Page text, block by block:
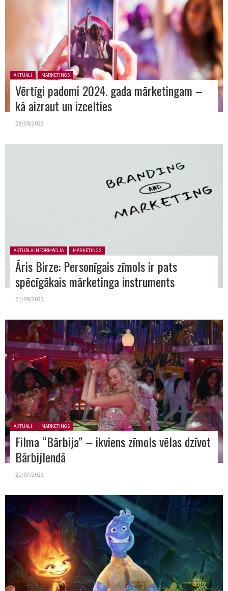
Posted in:
AKTUĀLI MĀRKETINGS
Vērtīgi padomi 2024. gada mārketingam –
kā aizraut un izcelties
28/09/2023
Posted in:
AKTUĀLA INFORMĀCIJA MĀRKETINGS
Āris Birze: Personīgais zīmols ir pats
spēcīgākais mārketinga instruments
21/09/2023
Posted in:
AKTUĀLI MĀRKETINGS
Filma “Bārbija” – ikviens zīmols vēlas dzīvot
Bārbijlendā
21/07/2023